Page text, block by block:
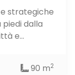
strategiche
piedi dalla
e...
90 m2